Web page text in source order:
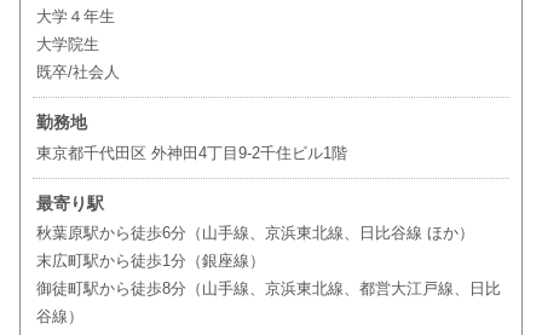
大学４年生
大学院生
既卒/社会人
勤務地
東京都千代田区 外神田4丁目9-2千住ビル1階
最寄り駅
秋葉原駅から徒歩6分（山手線、京浜東北線、日比谷線 ほか）
末広町駅から徒歩1分（銀座線）
御徒町駅から徒歩8分（山手線、京浜東北線、都営大江戸線、日比
谷線）